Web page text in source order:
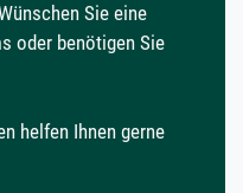
Sie eine
oder benötigen Sie
helfen Ihnen gerne